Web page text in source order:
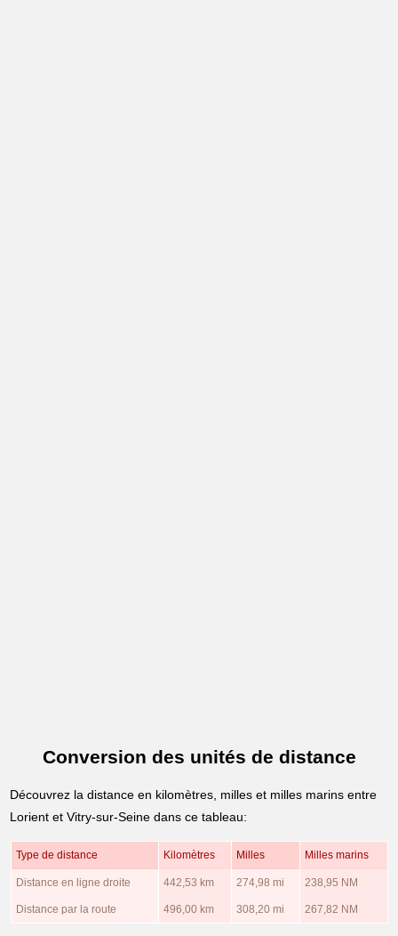
Conversion des unités de distance
Découvrez la distance en kilomètres, milles et milles marins entre
Lorient et Vitry-sur-Seine dans ce tableau:
Type de distance Kilomètres Milles Milles marins
Distance en ligne droite 442,53 km 274,98 mi 238,95 NM
Distance par la route 496,00 km 308,20 mi 267,82 NM